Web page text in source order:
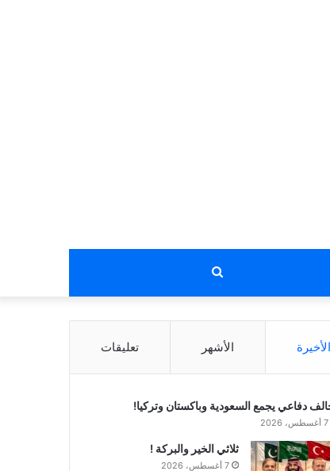
بحث
عن
الأخيرة الأشهر تعليقات
دفاعي يجمع السعودية وباكستان وتركيا!
7 أغسطس، 2026
ثلاثي الخير والبركة !
7 أغسطس، 2026